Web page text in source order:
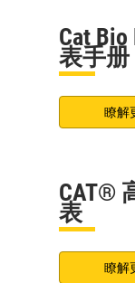
Cat
表手册
瞭解
CAT®
表
瞭解